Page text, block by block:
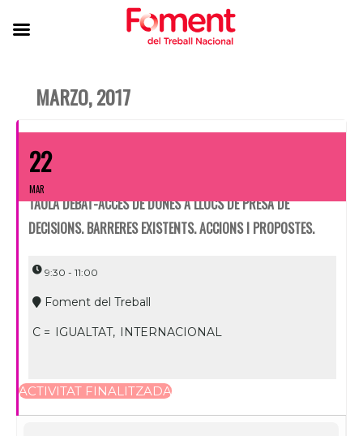
MARZO, 2017
22
MAR
TAULA DEBAT-ACCÉS DE DONES A LLOCS DE PRESA DE
DECISIONS. BARRERES EXISTENTS. ACCIONS I PROPOSTES.
9:30 - 11:00
Foment del Treball
C = IGUALTAT, INTERNACIONAL
ACTIVITAT FINALITZADA